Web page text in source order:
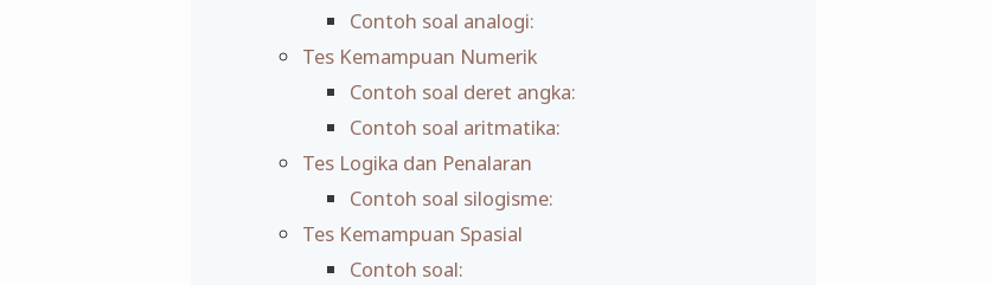
Contoh soal analogi:
Tes Kemampuan Numerik
Contoh soal deret angka:
Contoh soal aritmatika:
Tes Logika dan Penalaran
Contoh soal silogisme:
Tes Kemampuan Spasial
Contoh soal: